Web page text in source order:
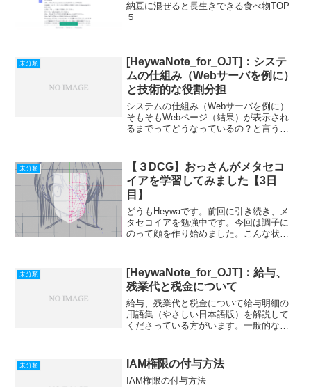
納豆に混ぜると長生きできる食べ物TOP
５
未分類
[HeywaNote_for_OJT]：システ
ムの仕組み（Webサーバを例に）
と技術的な役割分担
システムの仕組み（Webサーバを例に）
そもそもWebページ（結果）が表示され
るまでってどうなっているの？と言うこ
組みを用語の解説を交えて紹介」まずは
一度読んでみてくださ...
未分類
【３DCG】おっさんがメタセコ
イアを学習してみました【3日
目】
どうもHeywaです。前回に引き続き、メ
タセコイアを勉強中です。今回は調子に
のって顔を作り始めました。こんな状態
合わない。あと正面図を作っていた時か
らなんですが、下絵と...
未分類
[HeywaNote_for_OJT]：給与、
残業代と税金について
給与、残業代と税金について給与明細の
用語集（やさしい日本語版）を解説して
くださっている方がいます。一般的な給
ないけどそこはご了承ください。「３〜
５月は残業すると損」とい...
未分類 IAM権限の付与方法
IAM権限の付与方法